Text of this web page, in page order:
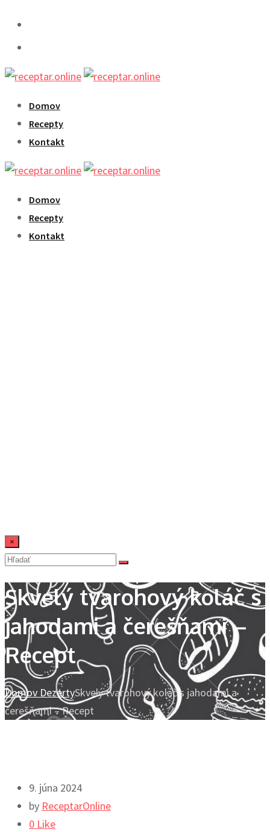
Domov
Recepty
Kontakt
Domov
Recepty
Kontakt
×
Skvelý tvarohový koláč s
jahodami a čerešňami –
Recept
Domov DezertySkvelý tvarohový koláč s jahodami a
čerešňami – Recept
9. júna 2024
by ReceptarOnline
0 Like